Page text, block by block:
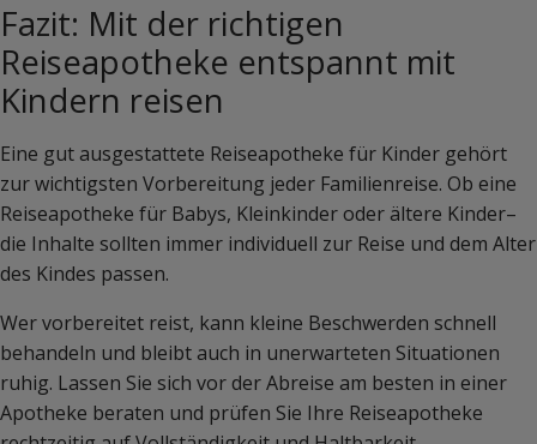
Fazit: Mit der richtigen
Reiseapotheke entspannt mit
Kindern reisen
Eine gut ausgestattete Reiseapotheke für Kinder gehört
zur wichtigsten Vorbereitung jeder Familienreise. Ob eine
Reiseapotheke für Babys, Kleinkinder oder ältere Kinder–
die Inhalte sollten immer individuell zur Reise und dem Alter
des Kindes passen.
Wer vorbereitet reist, kann kleine Beschwerden schnell
behandeln und bleibt auch in unerwarteten Situationen
ruhig. Lassen Sie sich vor der Abreise am besten in einer
Apotheke beraten und prüfen Sie Ihre Reiseapotheke